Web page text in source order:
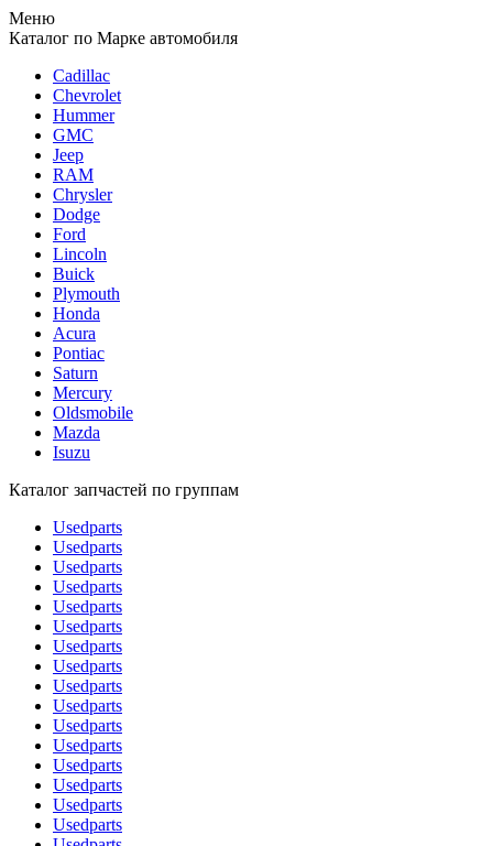
Меню
Каталог по Марке автомобиля
Cadillac
Chevrolet
Hummer
GMC
Jeep
RAM
Chrysler
Dodge
Ford
Lincoln
Buick
Plymouth
Honda
Acura
Pontiac
Saturn
Mercury
Oldsmobile
Mazda
Isuzu
Каталог запчастей по группам
Usedparts
Usedparts
Usedparts
Usedparts
Usedparts
Usedparts
Usedparts
Usedparts
Usedparts
Usedparts
Usedparts
Usedparts
Usedparts
Usedparts
Usedparts
Usedparts